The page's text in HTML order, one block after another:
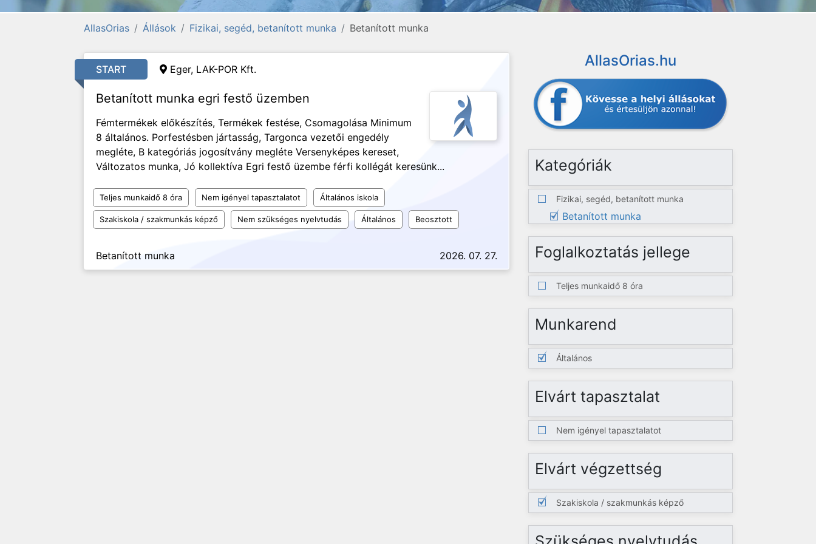
AllasOrias Állások Fizikai, segéd, betanított munka Betanított munka
START Eger, LAK-POR Kft.
Betanított munka egri festő üzemben
Fémtermékek előkészítés, Termékek festése, Csomagolása Minimum
8 általános. Porfestésben jártasság, Targonca vezetői engedély
megléte, B kategóriás jogosítvány megléte Versenyképes kereset,
Változatos munka, Jó kollektíva Egri festő üzembe férfi kollégát keresünk...
Teljes munkaidő 8 óra Nem igényel tapasztalatot Általános iskola
Szakiskola / szakmunkás képző Nem szükséges nyelvtudás Általános Beosztott
Betanított munka 2026. 07. 27.
AllasOrias.hu
Kategóriák
Fizikai, segéd, betanított munka
Betanított munka
Foglalkoztatás jellege
Teljes munkaidő 8 óra
Munkarend
Általános
Elvárt tapasztalat
Nem igényel tapasztalatot
Elvárt végzettség
Szakiskola / szakmunkás képző